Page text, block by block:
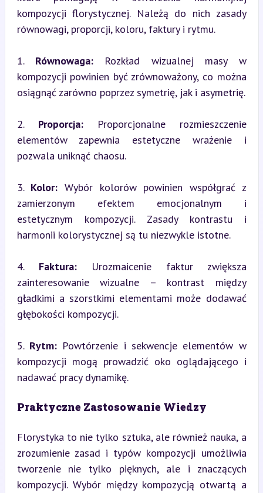
kompozycji florystycznej. Należą do nich zasady
równowagi, proporcji, koloru, faktury i rytmu.
1. Równowaga: Rozkład wizualnej masy w
kompozycji powinien być zrównoważony, co można
osiągnąć zarówno poprzez symetrię, jak i asymetrię.
2. Proporcja: Proporcjonalne rozmieszczenie
elementów zapewnia estetyczne wrażenie i
pozwala uniknąć chaosu.
3. Kolor: Wybór kolorów powinien współgrać z
zamierzonym efektem emocjonalnym i
estetycznym kompozycji. Zasady kontrastu i
harmonii kolorystycznej są tu niezwykle istotne.
4. Faktura: Urozmaicenie faktur zwiększa
zainteresowanie wizualne – kontrast między
gładkimi a szorstkimi elementami może dodawać
głębokości kompozycji.
5. Rytm: Powtórzenie i sekwencje elementów w
kompozycji mogą prowadzić oko oglądającego i
nadawać pracy dynamikę.
Praktyczne Zastosowanie Wiedzy
Florystyka to nie tylko sztuka, ale również nauka, a
zrozumienie zasad i typów kompozycji umożliwia
tworzenie nie tylko pięknych, ale i znaczących
kompozycji. Wybór między kompozycją otwartą a